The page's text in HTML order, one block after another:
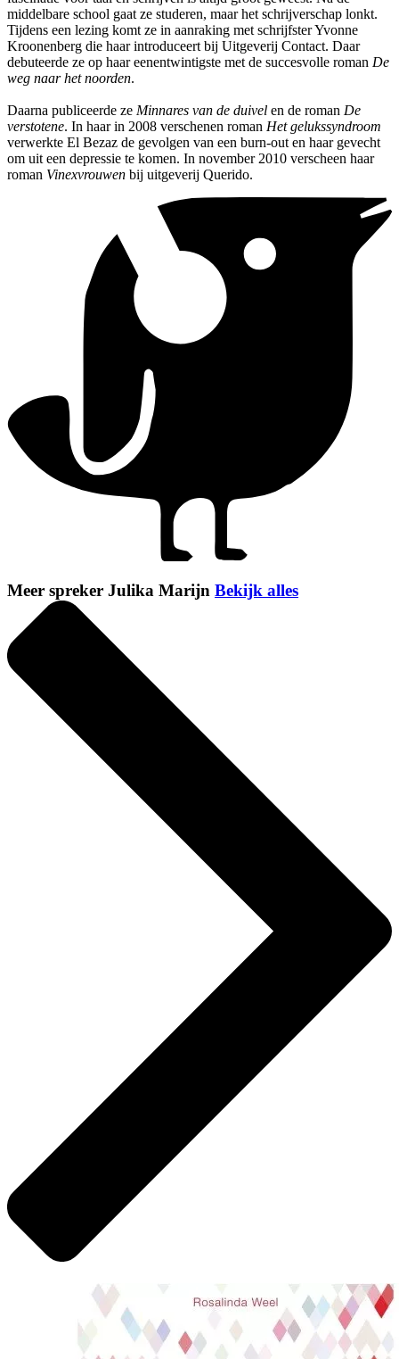
middelbare school gaat ze studeren, maar het schrijverschap lonkt.
Tijdens een lezing komt ze in aanraking met schrijfster Yvonne
Kroonenberg die haar introduceert bij Uitgeverij Contact. Daar
debuteerde ze op haar eenentwintigste met de succesvolle roman De
weg naar het noorden.
Daarna publiceerde ze Minnares van de duivel en de roman De
verstotene. In haar in 2008 verschenen roman Het gelukssyndroom
verwerkte El Bezaz de gevolgen van een burn-out en haar gevecht
om uit een depressie te komen. In november 2010 verscheen haar
roman Vinexvrouwen bij uitgeverij Querido.
Meer spreker Julika Marijn Bekijk alles